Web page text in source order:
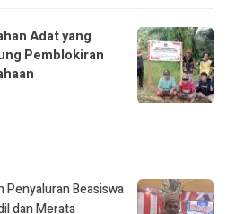
Adat yang
Pemblokiran
Penyaluran Beasiswa
dan Merata